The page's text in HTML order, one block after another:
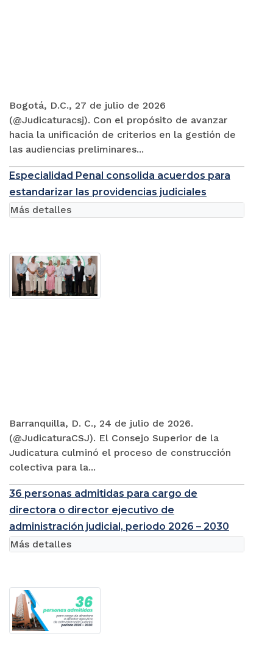
Bogotá, D.C., 27 de julio de 2026
(@Judicaturacsj). Con el propósito de avanzar
hacia la unificación de criterios en la gestión de
las audiencias preliminares...
Especialidad Penal consolida acuerdos para
estandarizar las providencias judiciales
Barranquilla, D. C., 24 de julio de 2026.
(@JudicaturaCSJ). El Consejo Superior de la
Judicatura culminó el proceso de construcción
colectiva para la...
Más detalles
36 personas admitidas para cargo de
directora o director ejecutivo de
administración judicial, periodo 2026 – 2030
Más detalles